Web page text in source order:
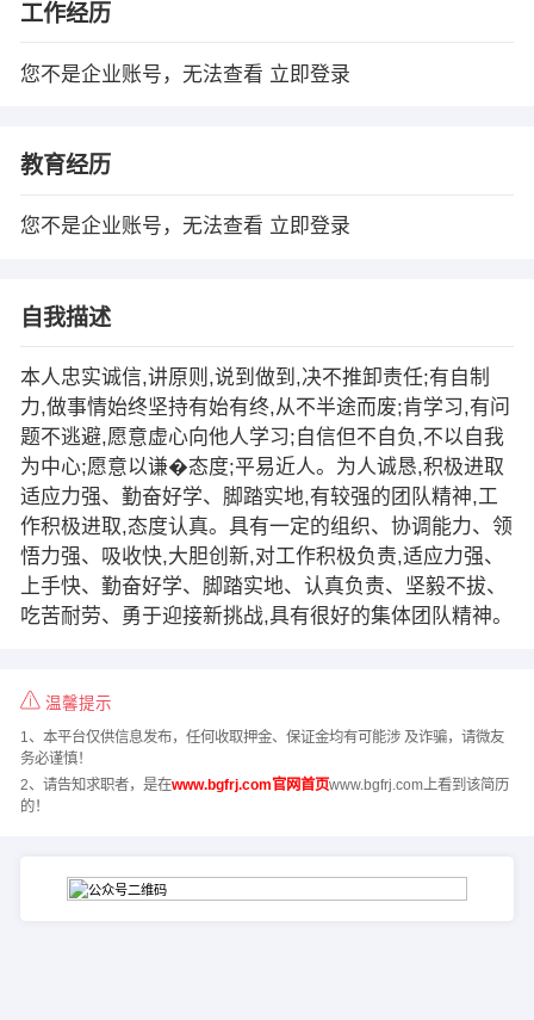
工作经历
您不是企业账号，无法查看 立即登录
教育经历
您不是企业账号，无法查看 立即登录
自我描述
本人忠实诚信,讲原则,说到做到,决不推卸责任;有自制
力,做事情始终坚持有始有终,从不半途而废;肯学习,有问
题不逃避,愿意虚心向他人学习;自信但不自负,不以自我
为中心;愿意以谦�态度;平易近人。为人诚恳,积极进取
适应力强、勤奋好学、脚踏实地,有较强的团队精神,工
作积极进取,态度认真。具有一定的组织、协调能力、领
悟力强、吸收快,大胆创新,对工作积极负责,适应力强、
上手快、勤奋好学、脚踏实地、认真负责、坚毅不拔、
吃苦耐劳、勇于迎接新挑战,具有很好的集体团队精神。
温馨提示
1、本平台仅供信息发布，任何收取押金、保证金均有可能涉 及诈骗，请微友
务必谨慎！
2、请告知求职者，是在www.bgfrj.com官网首页www.bgfrj.com上看到该简历
的！